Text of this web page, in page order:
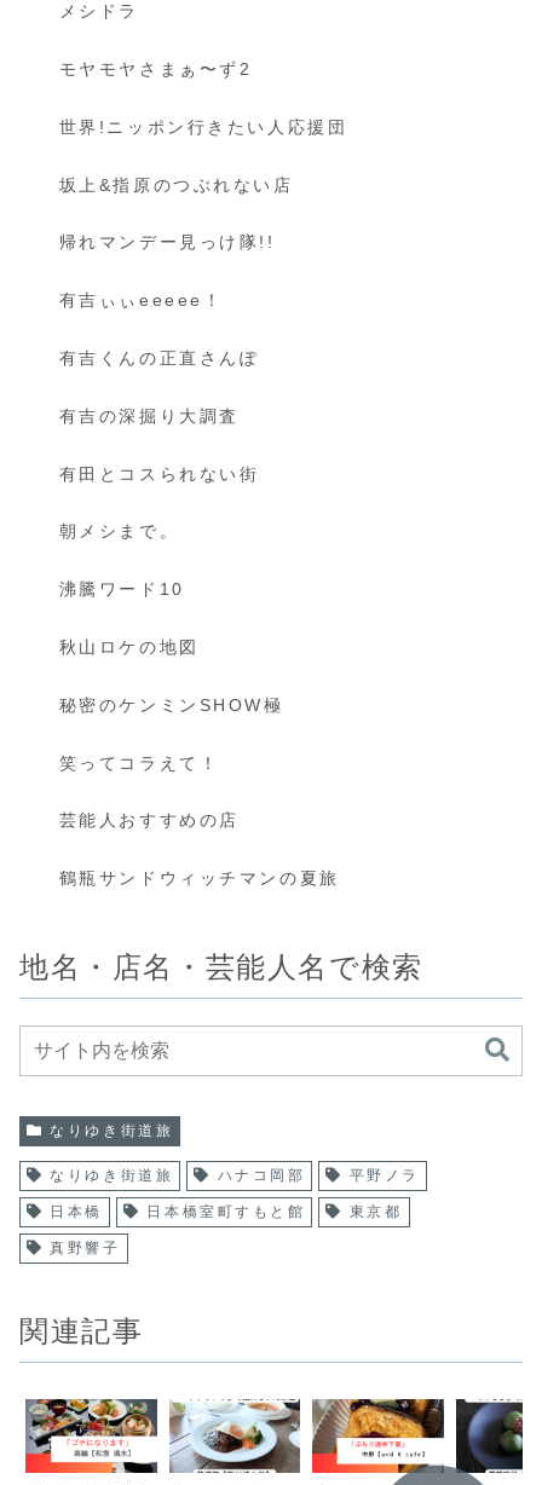
メシドラ
モヤモヤさまぁ〜ず2
世界!ニッポン行きたい人応援団
坂上&指原のつぶれない店
帰れマンデー見っけ隊!!
有吉ぃぃeeeee！
有吉くんの正直さんぽ
有吉の深掘り大調査
有田とコスられない街
朝メシまで。
沸騰ワード10
秋山ロケの地図
秘密のケンミンSHOW極
笑ってコラえて！
芸能人おすすめの店
鶴瓶サンドウィッチマンの夏旅
地名・店名・芸能人名で検索
なりゆき街道旅
なりゆき街道旅 ハナコ岡部 平野ノラ
日本橋 日本橋室町すもと館 東京都
真野響子
関連記事